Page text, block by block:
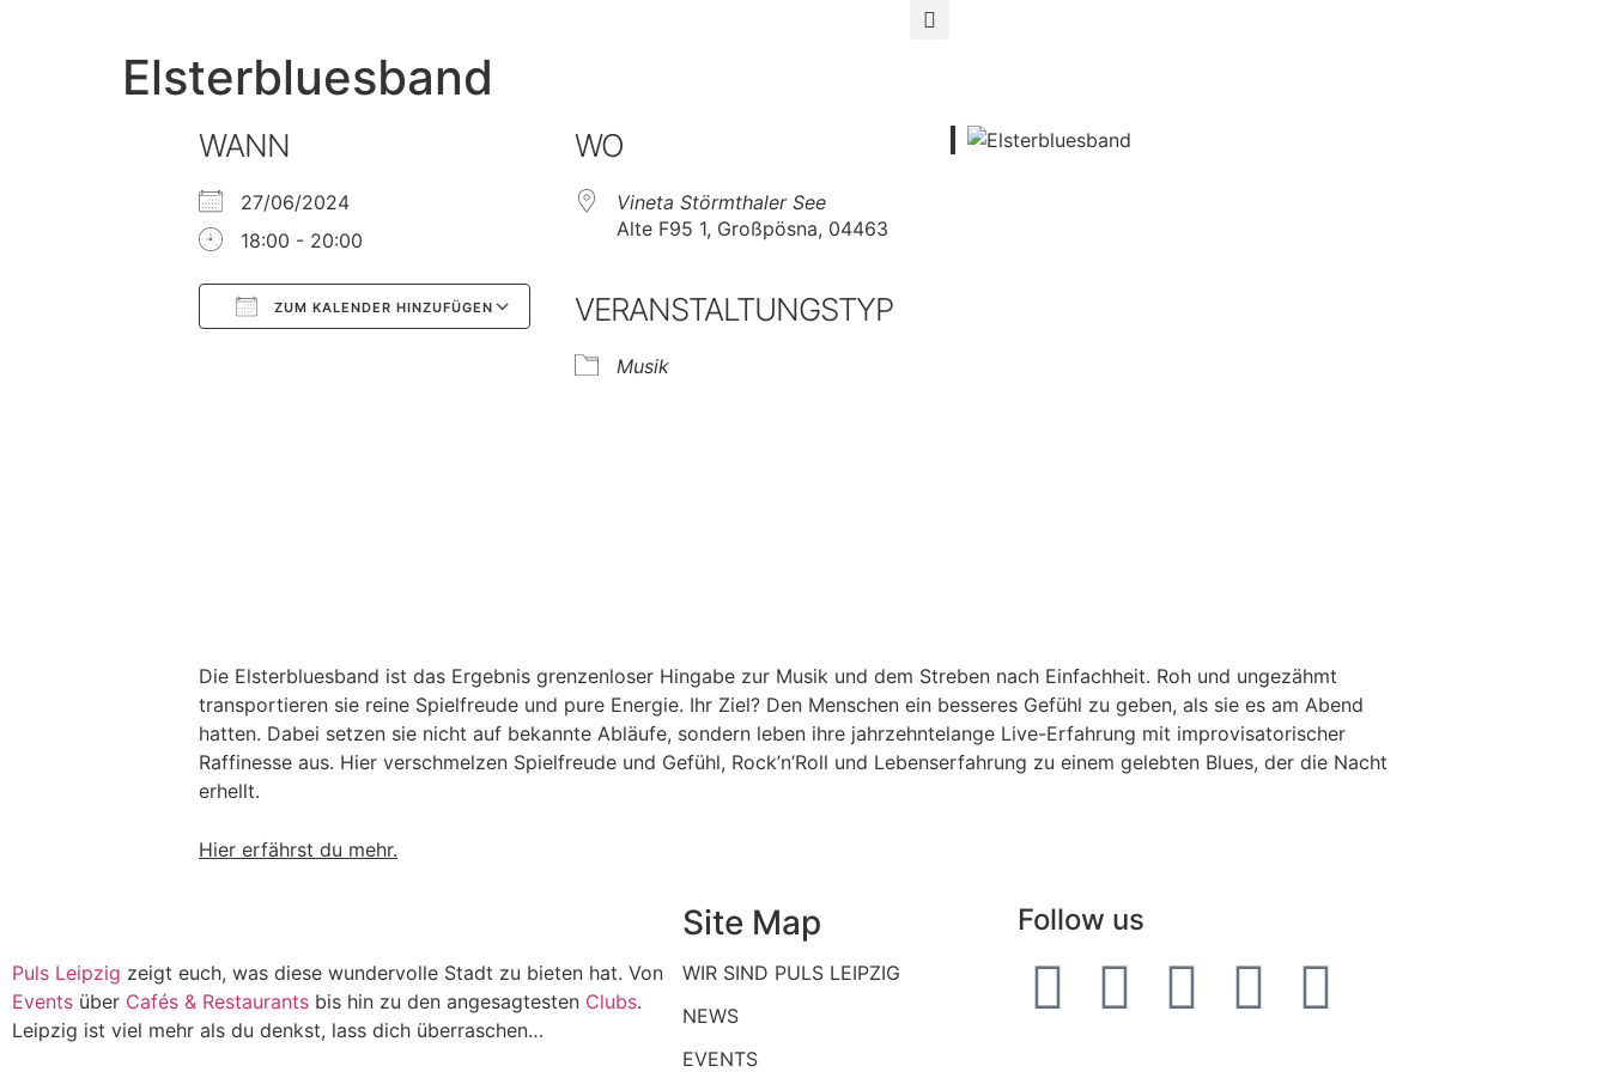
Elsterbluesband
WANN
27/06/2024
18:00 - 20:00
ZUM KALENDER HINZUFÜGEN
WO
Vineta Störmthaler See
Alte F95 1, Großpösna, 04463
VERANSTALTUNGSTYP
Musik
Die Elsterbluesband ist das Ergebnis grenzenloser Hingabe zur Musik und dem Streben nach Einfachheit. Roh und ungezähmt
transportieren sie reine Spielfreude und pure Energie. Ihr Ziel? Den Menschen ein besseres Gefühl zu geben, als sie es am Abend
hatten. Dabei setzen sie nicht auf bekannte Abläufe, sondern leben ihre jahrzehntelange Live-Erfahrung mit improvisatorischer
Raffinesse aus. Hier verschmelzen Spielfreude und Gefühl, Rock’n’Roll und Lebenserfahrung zu einem gelebten Blues, der die Nacht
erhellt.
Hier erfährst du mehr.
Puls Leipzig zeigt euch, was diese wundervolle Stadt zu bieten hat. Von
Events über Cafés & Restaurants bis hin zu den angesagtesten Clubs.
Leipzig ist viel mehr als du denkst, lass dich überraschen…
Site Map
WIR SIND PULS LEIPZIG
NEWS
EVENTS
Follow us